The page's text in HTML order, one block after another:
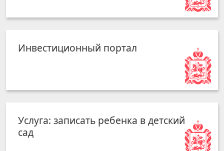
Инвестиционный портал
Услуга: записать ребенка в детский
сад